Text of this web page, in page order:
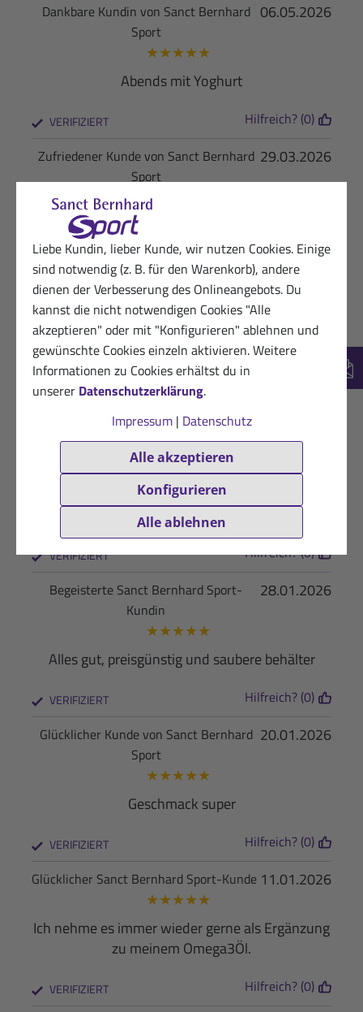
Liebe Kundin, lieber Kunde, wir nutzen Cookies. Einige
sind notwendig (z. B. für den Warenkorb), andere
dienen der Verbesserung des Onlineangebots. Du
kannst die nicht notwendigen Cookies "Alle
akzeptieren" oder mit "Konfigurieren" ablehnen und
gewünschte Cookies einzeln aktivieren. Weitere
Informationen zu Cookies erhältst du in
unserer Datenschutzerklärung.
Impressum| Datenschutz
Alle akzeptieren
Konfigurieren
Alle ablehnen
06.05.2026
Dankbare Kundin von Sanct Bernhard
Sport
★★★★★
Abends mit Yoghurt
VERIFIZIERT Hilfreich? (0)
29.03.2026
Zufriedener Kunde von Sanct Bernhard
Sport
★
Es gibt keine Beanstandungen.
VERIFIZIERT Hilfreich? (0)
15.02.2026
Glücklicher Kunde von Sanct Bernhard
Sport
★★★★★
In Verfeinere täglich meinen selbst gemachten
Smoothie damit
Hilfreich? (0)
12.02.2026
★★★★☆
alles gut
VERIFIZIERT Hilfreich? (0)
28.01.2026
Begeisterte Sanct Bernhard Sport-
Kundin
★★★★★
Alles gut, preisgünstig und saubere behälter
VERIFIZIERT Hilfreich? (0)
20.01.2026
Glücklicher Kunde von Sanct Bernhard
Sport
★★★★★
Geschmack super
VERIFIZIERT Hilfreich? (0)
11.01.2026
Glücklicher Sanct Bernhard Sport-Kunde
★★★★★
Ich nehme es immer wieder gerne als Ergänzung
zu meinem Omega3Öl.
VERIFIZIERT Hilfreich? (0)